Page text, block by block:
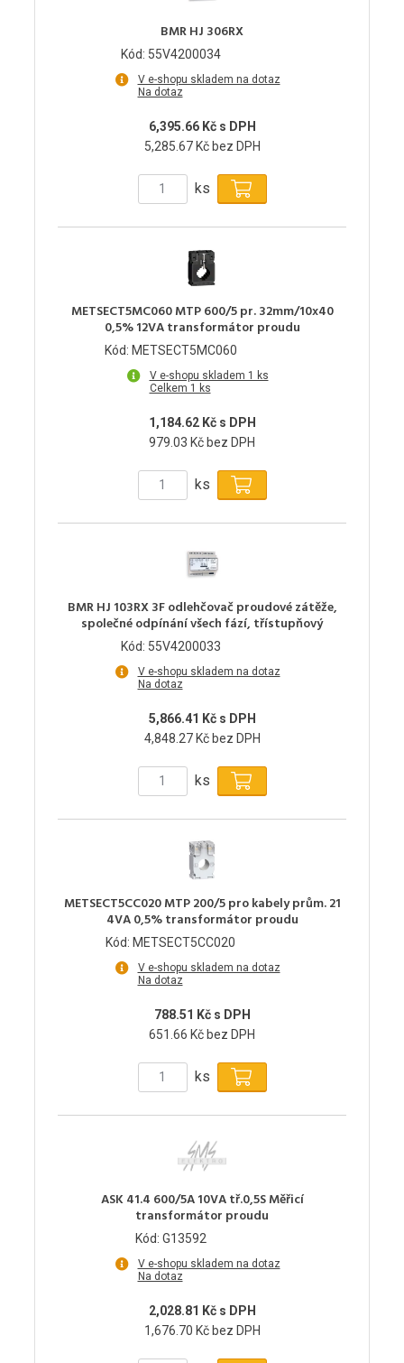
BMR HJ 306RX
Kód: 55V4200034
V e-shopu skladem na dotaz
Na dotaz
6,395.66 Kč s DPH
5,285.67 Kč bez DPH
ks
METSECT5MC060 MTP 600/5 pr. 32mm/10x40
0,5% 12VA transformátor proudu
Kód: METSECT5MC060
V e-shopu skladem 1 ks
Celkem 1 ks
1,184.62 Kč s DPH
979.03 Kč bez DPH
ks
BMR HJ 103RX 3F odlehčovač proudové zátěže,
společné odpínání všech fází, třístupňový
Kód: 55V4200033
V e-shopu skladem na dotaz
Na dotaz
5,866.41 Kč s DPH
4,848.27 Kč bez DPH
ks
METSECT5CC020 MTP 200/5 pro kabely prům. 21
4VA 0,5% transformátor proudu
Kód: METSECT5CC020
V e-shopu skladem na dotaz
Na dotaz
788.51 Kč s DPH
651.66 Kč bez DPH
ks
ASK 41.4 600/5A 10VA tř.0,5S Měřicí
transformátor proudu
Kód: G13592
V e-shopu skladem na dotaz
Na dotaz
2,028.81 Kč s DPH
1,676.70 Kč bez DPH